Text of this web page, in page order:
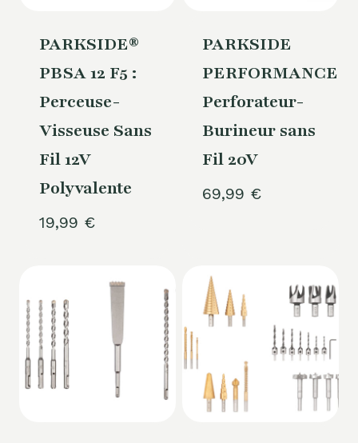
PARKSIDE®
PBSA 12 F5 :
Perceuse-
Visseuse Sans
Fil 12V
Polyvalente
19,99 €
PARKSIDE
PERFORMANCE®
Perforateur-
Burineur sans
Fil 20V
69,99 €